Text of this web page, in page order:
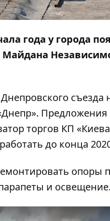
года у города
Предложения
торгов КП
до конца
опоры
и освещение.